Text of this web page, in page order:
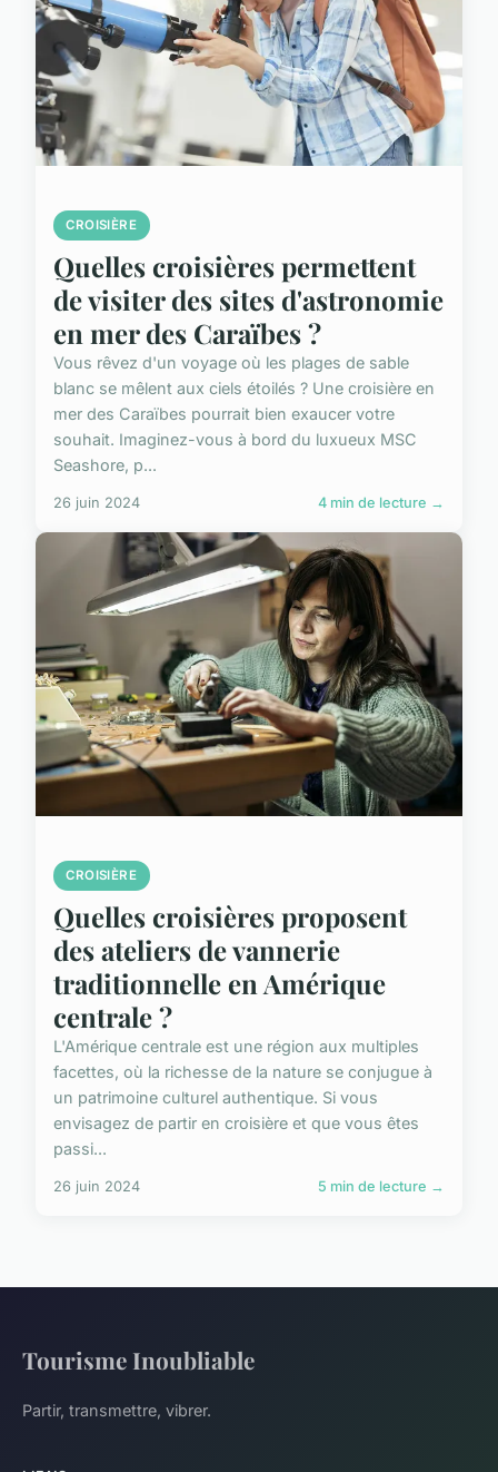
CROISIÈRE
Quelles croisières permettent
de visiter des sites d'astronomie
en mer des Caraïbes ?
Vous rêvez d'un voyage où les plages de sable
blanc se mêlent aux ciels étoilés ? Une croisière en
mer des Caraïbes pourrait bien exaucer votre
souhait. Imaginez-vous à bord du luxueux MSC
Seashore, p...
26 juin 2024 4 min de lecture →
CROISIÈRE
Quelles croisières proposent
des ateliers de vannerie
traditionnelle en Amérique
centrale ?
L'Amérique centrale est une région aux multiples
facettes, où la richesse de la nature se conjugue à
un patrimoine culturel authentique. Si vous
envisagez de partir en croisière et que vous êtes
passi...
26 juin 2024 5 min de lecture →
Tourisme Inoubliable
Partir, transmettre, vibrer.